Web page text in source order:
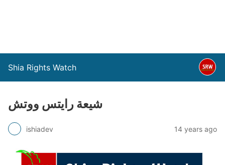
Shia Rights Watch
شيعة رايتس ووتش
ishiadev 14 years ago